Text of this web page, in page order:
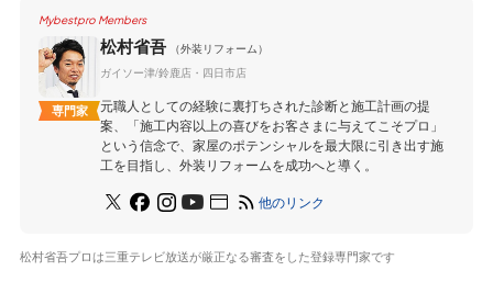
Mybestpro Members
専門家
松村省吾
（外装リフォーム）
ガイソー津/鈴鹿店・四日市店
元職人としての経験に裏打ちされた診断と施工計画の提
案、「施工内容以上の喜びをお客さまに与えてこそプロ」
という信念で、家屋のポテンシャルを最大限に引き出す施
工を目指し、外装リフォームを成功へと導く。
他のリンク
松村省吾プロは三重テレビ放送が厳正なる審査をした登録専門家です